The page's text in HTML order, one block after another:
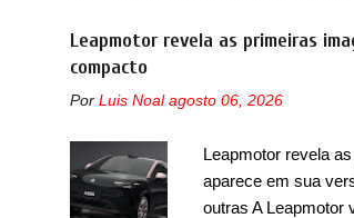
Leapmotor revela as primeiras
compacto
Por Luis Noal agosto 06, 2026
Leapmotor revela
aparece em sua
outras A Leapmotor